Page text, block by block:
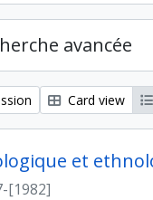
avancée
Card view
et
[1982]